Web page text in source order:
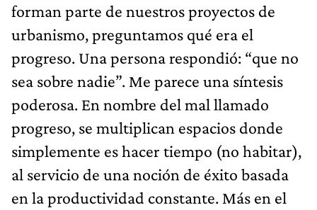
forman parte de nuestros proyectos de
urbanismo, preguntamos qué era el
progreso. Una persona respondió: “que no
sea sobre nadie”. Me parece una síntesis
poderosa. En nombre del mal llamado
progreso, se multiplican espacios donde
simplemente es hacer tiempo (no habitar),
al servicio de una noción de éxito basada
en la productividad constante. Más en el